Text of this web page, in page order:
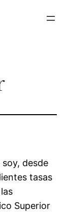
desde
tasas
Superior